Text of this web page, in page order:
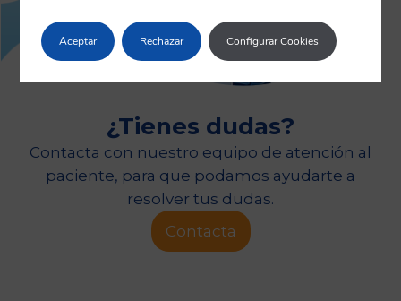
¿Tienes dudas?
Contacta con nuestro equipo de atención al
paciente, para que podamos ayudarte a
resolver tus dudas.
Contacta
Aceptar Rechazar Configurar Cookies